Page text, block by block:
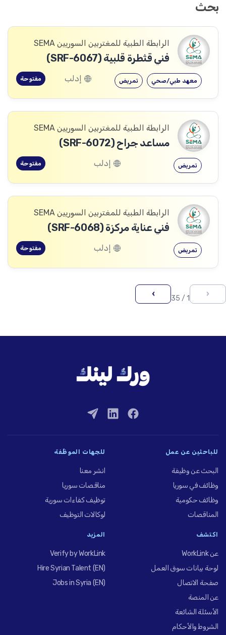
بحث
الرابطة الطبية للمغتربين السوريين SEMA
فني قثطرة قلبية (SRF-6067)
تمريض معهد طبي/صحي إدلب مفتوحة
الرابطة الطبية للمغتربين السوريين SEMA
مساعد جراح (SRF-6072)
تمريض إدلب مفتوحة
الرابطة الطبية للمغتربين السوريين SEMA
فني عناية مركزة (SRF-6068)
تمريض إدلب مفتوحة
‹
1 / 35
›
للباحثين عن عمل
البحث عن وظيفة
وظائف في سوريا
وظائف حكومية
المناقصات
للجهات الموظِّفة
انشر معنا
مناقصات سوريا
توظيف كفاءات سورية
لوكالات التوظيف
اكتشف
عن WorkLink
لوحة بيانات سوق العمل
صفحة الاتصال
عن المنصة
الأسئلة الشائعة
الشروط والأحكام
المزيد
Verify by WorkLink
Hire Syrian Talent (EN)
Jobs in Syria (EN)